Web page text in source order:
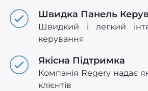
Швидка Панель
Швидкий і легкий
керування
Якісна Підтримка
Компанія Regery надає
клієнтів